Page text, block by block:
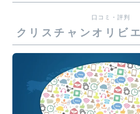
口コミ・評判
クリスチャンオリビ